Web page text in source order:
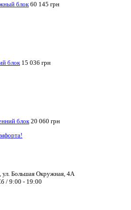
блок 60 145 грн
блок 15 036 грн
блок 20 060 грн
ул. Большая Окружная, 4А
/ 9:00 - 19:00